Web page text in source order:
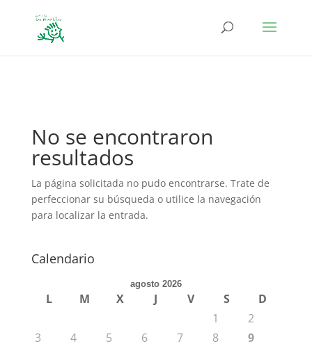
No se encontraron
resultados
La página solicitada no pudo encontrarse. Trate de
perfeccionar su búsqueda o utilice la navegación
para localizar la entrada.
Calendario
agosto 2026
L M X J V S
D
1
2
3
4 5 6 7 8
9